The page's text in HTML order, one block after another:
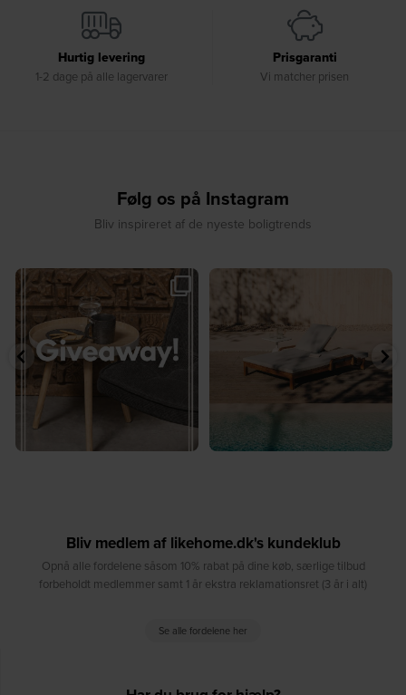
Hurtig levering
1-2 dage på alle lagervarer
Prisgaranti
Vi matcher prisen
Følg os på Instagram
Bliv inspireret af de nyeste boligtrends
🎉 GIVEAWAY 🎉⁠
Vind det stilfulde Sasha...
220 237
☀️ Sommerens favorit til terrassen ☀️⁠
8 0
Bliv medlem af likehome.dk's kundeklub
Opnå alle fordelene såsom 10% rabat på dine køb, særlige tilbud
forbeholdt medlemmer samt 1 år ekstra reklamationsret (3 år i alt)
Se alle fordelene her